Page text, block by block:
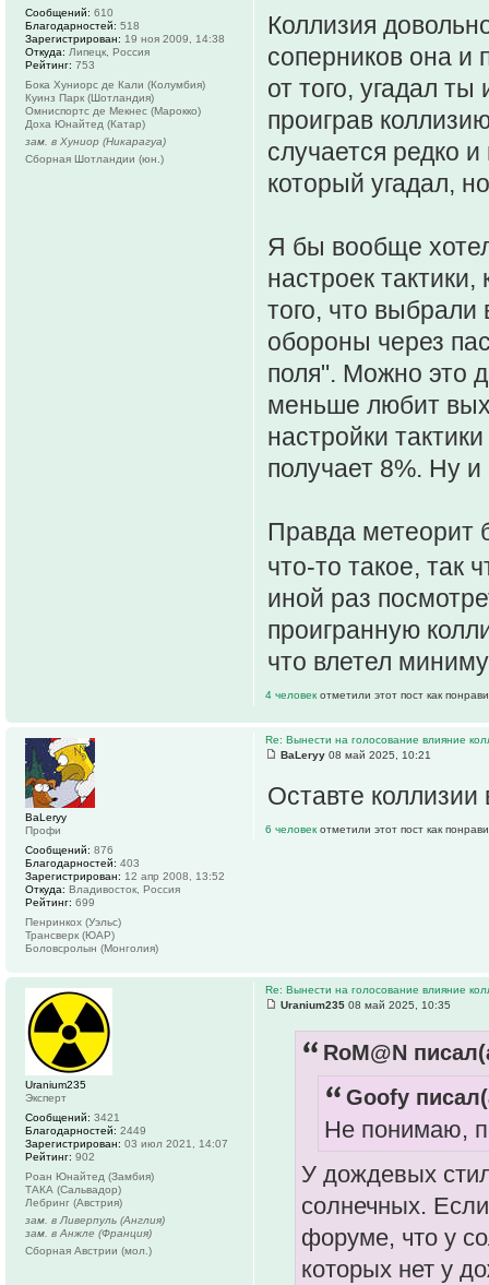
Коллизия
соперников она и
от того, угадал
проиграв
случается редко
который угадал,
Я бы вообще
настроек
того, что
обороны через
поля". Можно это
меньше любит
настройки
получает 8%. Ну
Правда метеорит
что-то такое, так
иной раз
проигранную
что влетел
4 человек отметили этот пост как
Сообщений: 610
Благодарностей: 518
Зарегистрирован: 19 ноя 2009, 14:38
Откуда: Липецк, Россия
Рейтинг: 753
Бока Хуниорс де Кали (Колумбия)
Куинз Парк (Шотландия)
Омниспортc де Мекнес (Марокко)
Доха Юнайтед (Катар)
зам. в Хуниор (Никарагуа)
Сборная Шотландии (юн.)
Re: Вынести на голосование влияние
ВаLeryy 08 май 2025, 10:21
Оставте коллизии
6 человек отметили этот пост как
ВаLeryy
Профи
Сообщений: 876
Благодарностей: 403
Зарегистрирован: 12 апр 2008, 13:52
Откуда: Владивосток, Россия
Рейтинг: 699
Пенринкох (Уэльс)
Трансверк (ЮАР)
Боловсролын (Монголия)
Re: Вынести на голосование влияние
Uranium235 08 май 2025, 10:35
RoM@N
Goofy
Не понимаю,
У дождевых
солнечных.
форуме, что у
которых нет у
Uranium235
Эксперт
Сообщений: 3421
Благодарностей: 2449
Зарегистрирован: 03 июл 2021, 14:07
Рейтинг: 902
Роан Юнайтед (Замбия)
ТАКА (Сальвадор)
Лебринг (Австрия)
зам. в Ливерпуль (Англия)
зам. в Анжле (Франция)
Сборная Австрии (мол.)